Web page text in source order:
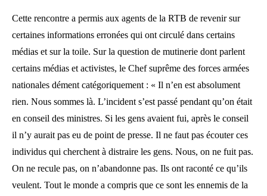
Cette rencontre a permis aux agents de la RTB de revenir sur
certaines informations erronées qui ont circulé dans certains
médias et sur la toile. Sur la question de mutinerie dont parlent
certains médias et activistes, le Chef suprême des forces armées
nationales dément catégoriquement : « Il n’en est absolument
rien. Nous sommes là. L’incident s’est passé pendant qu’on était
en conseil des ministres. Si les gens avaient fui, après le conseil
il n’y aurait pas eu de point de presse. Il ne faut pas écouter ces
individus qui cherchent à distraire les gens. Nous, on ne fuit pas.
On ne recule pas, on n’abandonne pas. Ils ont raconté ce qu’ils
veulent. Tout le monde a compris que ce sont les ennemis de la